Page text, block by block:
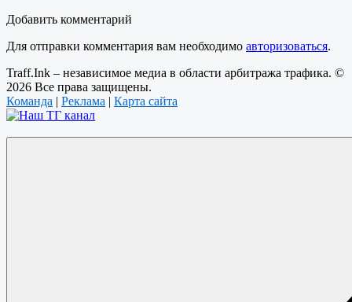
Добавить комментарий
Для отправки комментария вам необходимо авторизоваться.
Traff.Ink – независимое медиа в области арбитража трафика. ©
2026 Все права защищены.
Команда | Реклама | Карта сайта